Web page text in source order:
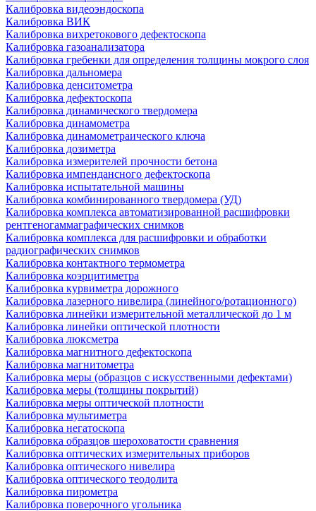
Калибровка видеоэндоскопа
Калибровка ВИК
Калибровка вихретокового дефектоскопа
Калибровка газоанализатора
Калибровка гребенки для определения толщины мокрого слоя
Калибровка дальномера
Калибровка денситометра
Калибровка дефектоскопа
Калибровка динамического твердомера
Калибровка динамометра
Калибровка динамометраического ключа
Калибровка дозиметра
Калибровка измерителей прочности бетона
Калибровка импендансного дефектоскопа
Калибровка испытательной машины
Калибровка комбинированного твердомера (УД)
Калибровка комплекса автоматизированной расшифровки
рентгеногаммаграфических снимков
Калибровка комплекса для расшифровки и обработки
радиографических снимков
Калибровка контактного термометра
Калибровка коэрцитиметра
Калибровка курвиметра дорожного
Калибровка лазерного нивелира (линейного/ротационного)
Калибровка линейки измерительной металлической до 1 м
Калибровка линейки оптической плотности
Калибровка люксметра
Калибровка магнитного дефектоскопа
Калибровка магнитометра
Калибровка меры (образцов с искусственными дефектами)
Калибровка меры (толщины покрытий)
Калибровка меры оптической плотности
Калибровка мультиметра
Калибровка негатоскопа
Калибровка образцов шероховатости сравнения
Калибровка оптических измерительных приборов
Калибровка оптического нивелира
Калибровка оптического теодолита
Калибровка пирометра
Калибровка поверочного угольника